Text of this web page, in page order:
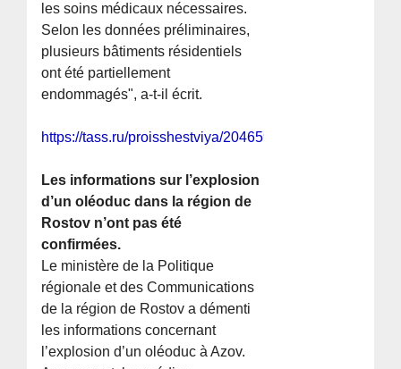
les soins médicaux nécessaires.
Selon les données préliminaires,
plusieurs bâtiments résidentiels
ont été partiellement
endommagés", a-t-il écrit.
https://tass.ru/proisshestviya/20465999
Les informations sur l’explosion
d’un oléoduc dans la région de
Rostov n’ont pas été
confirmées.
Le ministère de la Politique
régionale et des Communications
de la région de Rostov a démenti
les informations concernant
l’explosion d’un oléoduc à Azov.